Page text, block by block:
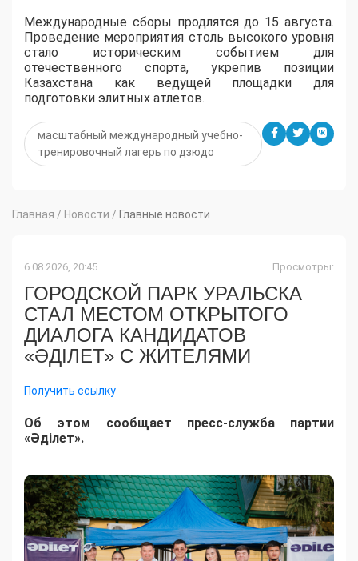
Международные сборы продлятся до 15 августа.
Проведение мероприятия столь высокого уровня
стало историческим событием для
отечественного спорта, укрепив позиции
Казахстана как ведущей площадки для
подготовки элитных атлетов.
масштабный международный учебно-
тренировочный лагерь по дзюдо
Главная / Новости / Главные новости
6.08.2026, 20:45 Просмотры:
ГОРОДСКОЙ ПАРК УРАЛЬСКА
СТАЛ МЕСТОМ ОТКРЫТОГО
ДИАЛОГА КАНДИДАТОВ
«ӘДІЛЕТ» С ЖИТЕЛЯМИ
Получить ссылку
Об этом сообщает пресс-служба партии
«Әділет».